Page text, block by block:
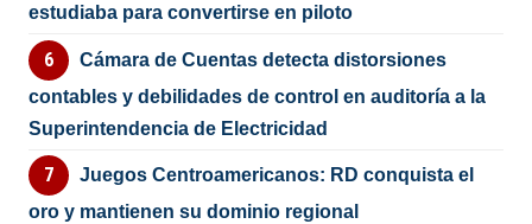
estudiaba para convertirse en piloto
Cámara de Cuentas detecta distorsiones
contables y debilidades de control en auditoría a la
Superintendencia de Electricidad
Juegos Centroamericanos: RD conquista el
oro y mantienen su dominio regional